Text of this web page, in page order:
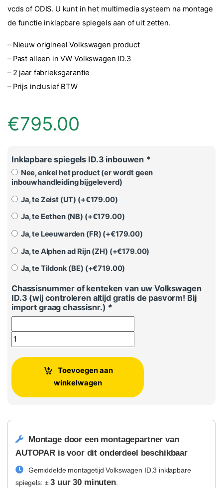
vcds of ODIS. U kunt in het multimedia systeem na montage
de functie inklapbare spiegels aan of uit zetten.
– Nieuw origineel Volkswagen product
– Past alleen in VW Volkswagen ID.3
– 2 jaar fabrieksgarantie
– Prijs inclusief BTW
€795.00
Inklapbare spiegels ID.3 inbouwen *
Nee, enkel het product (er wordt geen
inbouwhandleiding bijgeleverd)
Ja, te Zeist (UT) (+€179.00)
Ja, te Eethen (NB) (+€179.00)
Ja, te Leeuwarden (FR) (+€179.00)
Ja, te Alphen ad Rijn (ZH) (+€179.00)
Ja, te Tildonk (BE) (+€719.00)
Chassisnummer of kenteken van uw Volkswagen
ID.3 (wij controleren altijd gratis de pasvorm! Bij
import graag chassisnr.) *
Volkswagen ID.3 inklapbare spiegels aantal
Toevoegen aan
winkelwagen
Montage door een montagepartner van
AUTOPAR is voor dit onderdeel beschikbaar
Gemiddelde montagetijd Volkswagen ID.3 inklapbare
spiegels: ±3 uur 30 minuten.